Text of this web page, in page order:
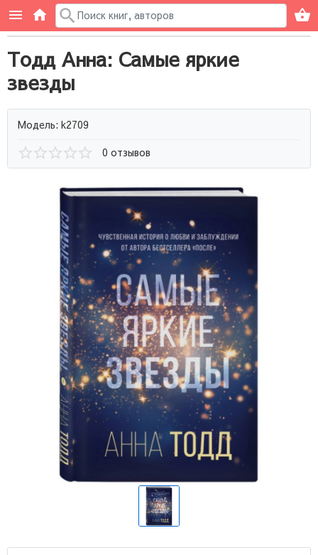
Тодд Анна: Самые яркие
звезды
Модель: k2709
0 отзывов